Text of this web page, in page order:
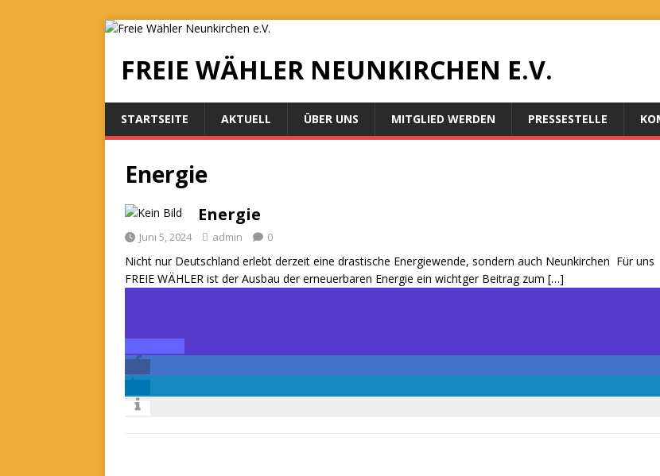
FREIE WÄHLER NEUNKIRCHEN E.V.
STARTSEITE AKTUELL ÜBER UNS MITGLIED WERDEN PRESSESTELLE
Energie
Energie
Juni 5, 2024 admin 0
Nicht nur Deutschland erlebt derzeit eine drastische Energiewende, sondern auch Neunkirchen Für uns
FREIE WÄHLER ist der Ausbau der erneuerbaren Energie ein wichtger Beitrag zum […]